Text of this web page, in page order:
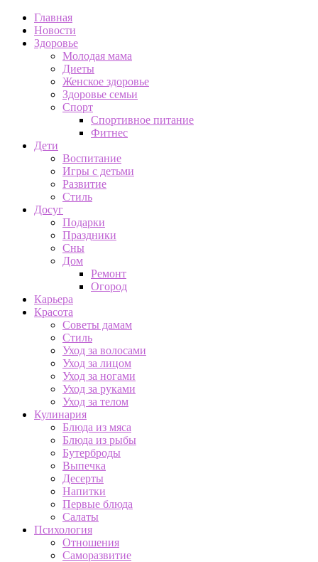
Главная
Новости
Здоровье
Молодая мама
Диеты
Женское здоровье
Здоровье семьи
Спорт
Спортивное питание
Фитнес
Дети
Воспитание
Игры с детьми
Развитие
Стиль
Досуг
Подарки
Праздники
Сны
Дом
Ремонт
Огород
Карьера
Красота
Советы дамам
Стиль
Уход за волосами
Уход за лицом
Уход за ногами
Уход за руками
Уход за телом
Кулинария
Блюда из мяса
Блюда из рыбы
Бутерброды
Выпечка
Десерты
Напитки
Первые блюда
Салаты
Психология
Отношения
Саморазвитие